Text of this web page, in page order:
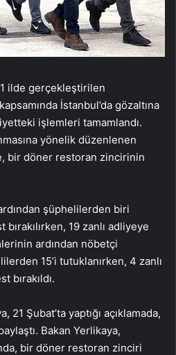
ilde gerçekleştirilen
İstanbul’da gözaltına
işlemleri tamamlandı.
yönelik düzenlenen
bir döner restoran zincirinin
şüphelilerden biri
19 zanlı adliyeye
ardından nöbetçi
15’i tutuklanırken, 4 zanlı
bırakıldı.
21 Şubat’ta yaptığı açıklamada,
Bakan Yerlikaya,
bir döner restoran zinciri